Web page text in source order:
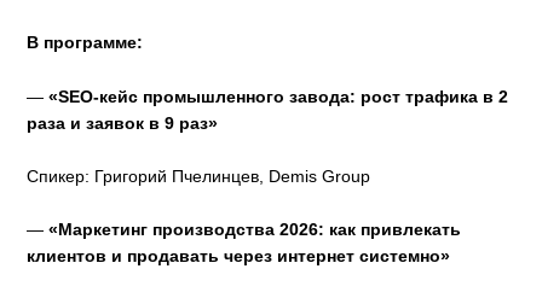
В программе:
—«SEO-кейс промышленного завода: рост трафика в 2
раза и заявок в 9 раз»
Спикер: Григорий Пчелинцев, Demis Group
—«Маркетинг производства 2026: как привлекать
клиентов и продавать через интернет системно»